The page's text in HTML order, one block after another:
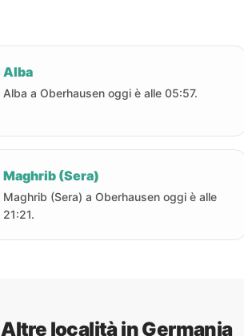
Alba
Alba a Oberhausen oggi è alle 05:57.
Maghrib (Sera)
Maghrib (Sera) a Oberhausen oggi è alle
21:21.
Altre località in Germania